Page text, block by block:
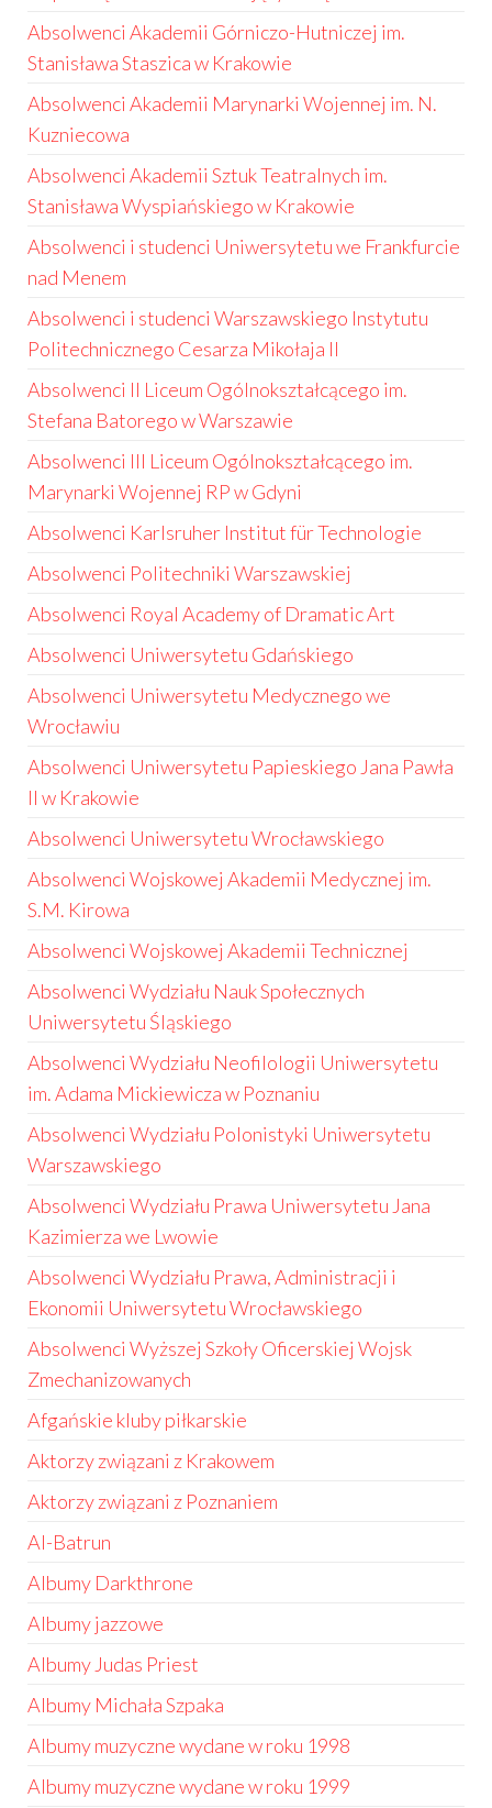
Absolwenci Akademii Górniczo-Hutniczej im.
Stanisława Staszica w Krakowie
Absolwenci Akademii Marynarki Wojennej im. N.
Kuzniecowa
Absolwenci Akademii Sztuk Teatralnych im.
Stanisława Wyspiańskiego w Krakowie
Absolwenci i studenci Uniwersytetu we Frankfurcie
nad Menem
Absolwenci i studenci Warszawskiego Instytutu
Politechnicznego Cesarza Mikołaja II
Absolwenci II Liceum Ogólnokształcącego im.
Stefana Batorego w Warszawie
Absolwenci III Liceum Ogólnokształcącego im.
Marynarki Wojennej RP w Gdyni
Absolwenci Karlsruher Institut für Technologie
Absolwenci Politechniki Warszawskiej
Absolwenci Royal Academy of Dramatic Art
Absolwenci Uniwersytetu Gdańskiego
Absolwenci Uniwersytetu Medycznego we
Wrocławiu
Absolwenci Uniwersytetu Papieskiego Jana Pawła
II w Krakowie
Absolwenci Uniwersytetu Wrocławskiego
Absolwenci Wojskowej Akademii Medycznej im.
S.M. Kirowa
Absolwenci Wojskowej Akademii Technicznej
Absolwenci Wydziału Nauk Społecznych
Uniwersytetu Śląskiego
Absolwenci Wydziału Neofilologii Uniwersytetu
im. Adama Mickiewicza w Poznaniu
Absolwenci Wydziału Polonistyki Uniwersytetu
Warszawskiego
Absolwenci Wydziału Prawa Uniwersytetu Jana
Kazimierza we Lwowie
Absolwenci Wydziału Prawa, Administracji i
Ekonomii Uniwersytetu Wrocławskiego
Absolwenci Wyższej Szkoły Oficerskiej Wojsk
Zmechanizowanych
Afgańskie kluby piłkarskie
Aktorzy związani z Krakowem
Aktorzy związani z Poznaniem
Al-Batrun
Albumy Darkthrone
Albumy jazzowe
Albumy Judas Priest
Albumy Michała Szpaka
Albumy muzyczne wydane w roku 1998
Albumy muzyczne wydane w roku 1999